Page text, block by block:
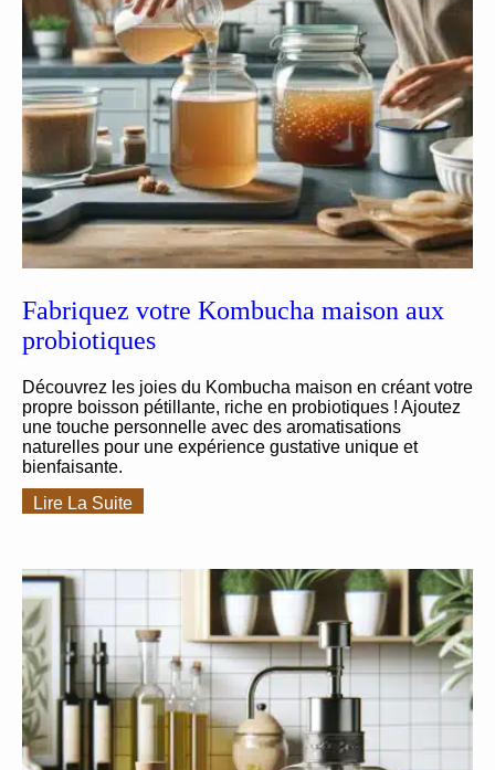
Fabriquez votre Kombucha maison aux
probiotiques
Découvrez les joies du Kombucha maison en créant votre
propre boisson pétillante, riche en probiotiques ! Ajoutez
une touche personnelle avec des aromatisations
naturelles pour une expérience gustative unique et
bienfaisante.
Lire La Suite